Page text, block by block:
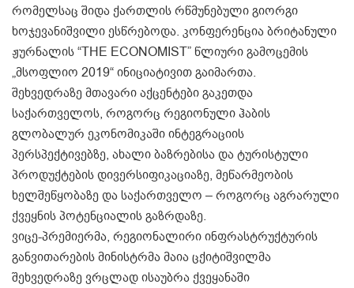
რომელსაც შიდა ქართლის რწმუნებული გიორგი
ხოჯევანიშვილი ესწრებოდა. კონფერენცია ბრიტანული
ჟურნალის “THE ECONOMIST” წლიური გამოცემის
„მსოფლიო 2019“ ინიციატივით გაიმართა.
შეხვედრაზე მთავარი აქცენტები გაკეთდა
საქართველოს, როგორც რეგიონული ჰაბის
გლობალურ ეკონომიკაში ინტეგრაციის
პერსპექტივებზე, ახალი ბაზრებისა და ტურისტული
პროდუქტების დივერსიფიკაციაზე, მეწარმეობის
ხელშეწყობაზე და საქართველო – როგორც აგრარული
ქვეყნის პოტენციალის გაზრდაზე.
ვიცე-პრემიერმა, რეგიონალირი ინფრასტრუქტურის
განვითარების მინისტრმა მაია ცქიტიშვილმა
შეხვედრაზე ვრცლად ისაუბრა ქვეყანაში